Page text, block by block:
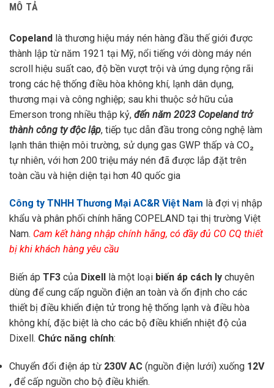
MÔ TẢ
Copeland là thương hiệu máy nén hàng đầu thế giới được
thành lập từ năm 1921 tại Mỹ, nổi tiếng với dòng máy nén
scroll hiệu suất cao, độ bền vượt trội và ứng dụng rộng rãi
trong các hệ thống điều hòa không khí, lạnh dân dụng,
thương mại và công nghiệp; sau khi thuộc sở hữu của
Emerson trong nhiều thập kỷ, đến năm 2023 Copeland trở
thành công ty độc lập, tiếp tục dẫn đầu trong công nghệ làm
lạnh thân thiện môi trường, sử dụng gas GWP thấp và CO₂
tự nhiên, với hơn 200 triệu máy nén đã được lắp đặt trên
toàn cầu và hiện diện tại hơn 40 quốc gia
Công ty TNHH Thương Mại AC&R Việt Nam là đợi vị nhập
khẩu và phân phối chính hãng COPELAND tại thị trường Việt
Nam. Cam kết hàng nhập chính hãng, có đầy đủ CO CQ thiết
bị khi khách hàng yêu cầu
Biến áp TF3 của Dixell là một loại biến áp cách ly chuyên
dùng để cung cấp nguồn điện an toàn và ổn định cho các
thiết bị điều khiển điện tử trong hệ thống lạnh và điều hòa
không khí, đặc biệt là cho các bộ điều khiển nhiệt độ của
Dixell. Chức năng chính:
Chuyển đổi điện áp từ 230V AC (nguồn điện lưới) xuống 12V
, để cấp nguồn cho bộ điều khiển.